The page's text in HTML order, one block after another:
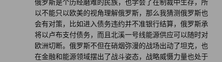
俄罗斯是个历经磨难的民族，也学会了在制裁中生存，所
以不能只以欧美的视角理解俄罗斯，那么我猜测俄罗斯也
会有对策，比如进入债务违约并不准银行结算，俄罗斯承
将以卢布支付债务，而且北溪一号线能源供应可以随时对
欧洲切断。俄罗斯不但在硝烟弥漫的战场出动了坦克，也
在金融和能源领域摆出了战斗姿态，战略威慑力量也处于